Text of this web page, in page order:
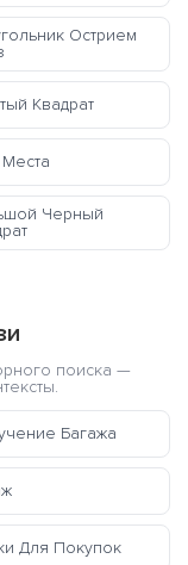
Острием
Квадрат
Места
Черный
поиска —
Багажа
Для Покупок